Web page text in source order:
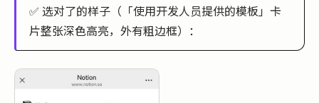
✅ 选对了的样子（「使用开发人员提供的模板」卡
片整张深色高亮，外有粗边框）：